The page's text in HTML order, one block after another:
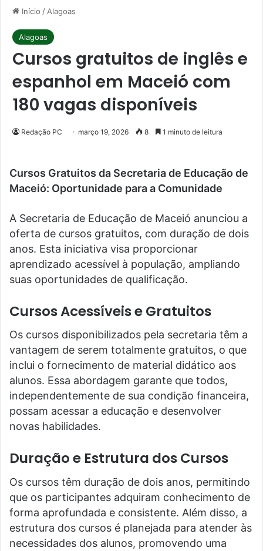
Início / Alagoas
Alagoas
Cursos gratuitos de inglês e
espanhol em Maceió com
180 vagas disponíveis
Redação PC março 19, 2026 8 1 minuto de leitura
Cursos Gratuitos da Secretaria de Educação de
Maceió: Oportunidade para a Comunidade
A Secretaria de Educação de Maceió anunciou a
oferta de cursos gratuitos, com duração de dois
anos. Esta iniciativa visa proporcionar
aprendizado acessível à população, ampliando
suas oportunidades de qualificação.
Cursos Acessíveis e Gratuitos
Os cursos disponibilizados pela secretaria têm a
vantagem de serem totalmente gratuitos, o que
inclui o fornecimento de material didático aos
alunos. Essa abordagem garante que todos,
independentemente de sua condição financeira,
possam acessar a educação e desenvolver
novas habilidades.
Duração e Estrutura dos Cursos
Os cursos têm duração de dois anos, permitindo
que os participantes adquiram conhecimento de
forma aprofundada e consistente. Além disso, a
estrutura dos cursos é planejada para atender às
necessidades dos alunos, promovendo uma